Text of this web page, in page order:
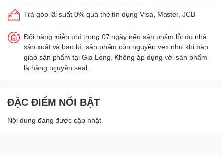
Trả góp lãi suất 0% qua thẻ tín dụng Visa, Master, JCB
Đổi hàng miễn phí trong 07 ngày nếu sản phẩm lỗi do nhà
sản xuất và bao bì, sản phẩm còn nguyên vẹn như khi bàn
giao sản phẩm tại Gia Long. Không áp dụng với sản phẩm
là hàng nguyên seal.
ĐẶC ĐIỂM NỔI BẬT
Nội dung đang được cập nhật